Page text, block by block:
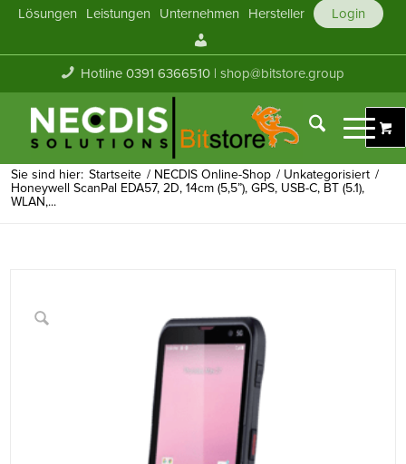
Lösungen Leistungen Unternehmen Hersteller
Login
Konto
Hotline 0391 6366510 |shop@bitstore.group
Sie sind hier: Startseite / NECDIS Online-Shop / Unkategorisiert /
Honeywell ScanPal EDA57, 2D, 14cm (5,5”), GPS, USB-C, BT (5.1),
WLAN,...